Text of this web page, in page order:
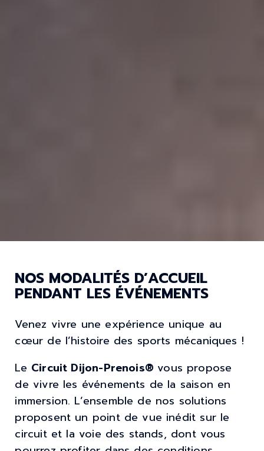
NOS MODALITÉS D’ACCUEIL
PENDANT LES ÉVÉNEMENTS
Venez vivre une expérience unique au
cœur de l’histoire des sports mécaniques !
Le Circuit Dijon-Prenois® vous propose
de vivre les événements de la saison en
immersion. L’ensemble de nos solutions
proposent un point de vue inédit sur le
circuit et la voie des stands, dont vous